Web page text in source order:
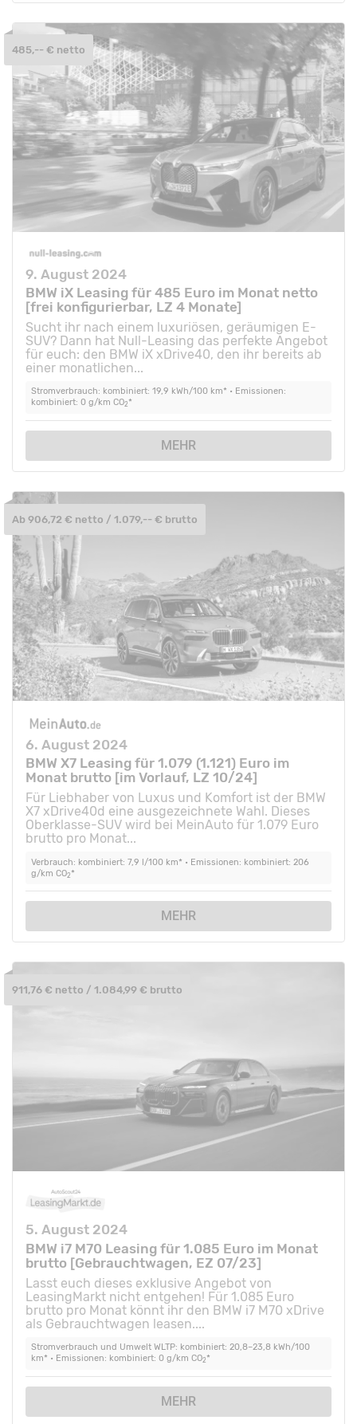
9. August 2024
BMW iX Leasing für 485 Euro im Monat netto
[frei konfigurierbar, LZ 4 Monate]
Sucht ihr nach einem luxuriösen, geräumigen E-
SUV? Dann hat Null-Leasing das perfekte Angebot
für euch: den BMW iX xDrive40, den ihr bereits ab
einer monatlichen...
Stromverbrauch: kombiniert: 19,9 kWh/100 km* • Emissionen:
kombiniert: 0 g/km CO2*
MEHR
485,-- € netto
6. August 2024
BMW X7 Leasing für 1.079 (1.121) Euro im
Monat brutto [im Vorlauf, LZ 10/24]
Für Liebhaber von Luxus und Komfort ist der BMW
X7 xDrive40d eine ausgezeichnete Wahl. Dieses
Oberklasse-SUV wird bei MeinAuto für 1.079 Euro
brutto pro Monat...
Verbrauch: kombiniert: 7,9 l/100 km* • Emissionen: kombiniert: 206
g/km CO2*
MEHR
Ab 906,72 € netto / 1.079,-- € brutto
5. August 2024
BMW i7 M70 Leasing für 1.085 Euro im Monat
brutto [Gebrauchtwagen, EZ 07/23]
Lasst euch dieses exklusive Angebot von
LeasingMarkt nicht entgehen! Für 1.085 Euro
brutto pro Monat könnt ihr den BMW i7 M70 xDrive
als Gebrauchtwagen leasen....
Stromverbrauch und Umwelt WLTP: kombiniert: 20,8–23,8 kWh/100
km* • Emissionen: kombiniert: 0 g/km CO2*
MEHR
911,76 € netto / 1.084,99 € brutto